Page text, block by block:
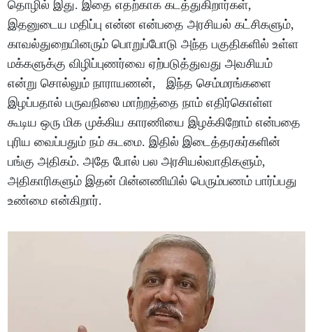
தொழில் இது. இதை எதற்காக கடத்துகிறார்கள்,
இதனுடைய மதிப்பு என்ன என்பதை அரசியல் கட்சிகளும்,
காவல்துறையினரும் பொறுப்போடு அந்த பகுதிகளில் உள்ள
மக்களுக்கு விழிப்புணர்வை ஏற்படுத்துவது அவசியம்
என்று சொல்லும் நாராயணன், இந்த செம்மரங்களை
இழப்பதால் பருவநிலை மாற்றத்தை நாம் எதிர்கொள்ள
கூடிய ஒரு மிக முக்கிய காரணியை இழக்கிறோம் என்பதை
புரிய வைப்பதும் நம் கடமை. இதில் இடைத்தரகர்களின்
பங்கு அதிகம். அதே போல் பல அரசியல்வாதிகளும்,
அதிகாரிகளும் இதன் பின்னணியில் பெரும்பணம் பார்ப்பது
உண்மை என்கிறார்.